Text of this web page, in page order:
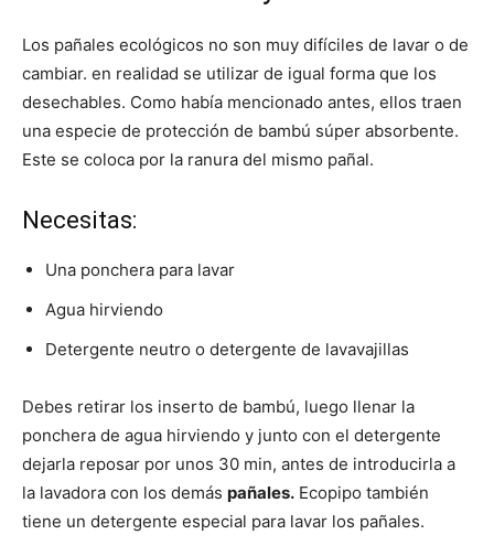
Los pañales ecológicos no son muy difíciles de lavar o de
cambiar. en realidad se utilizar de igual forma que los
desechables. Como había mencionado antes, ellos traen
una especie de protección de bambú súper absorbente.
Este se coloca por la ranura del mismo pañal.
Necesitas:
Una ponchera para lavar
Agua hirviendo
Detergente neutro o detergente de lavavajillas
Debes retirar los inserto de bambú, luego llenar la
ponchera de agua hirviendo y junto con el detergente
dejarla reposar por unos 30 min, antes de introducirla a
la lavadora con los demás pañales. Ecopipo también
tiene un detergente especial para lavar los pañales.